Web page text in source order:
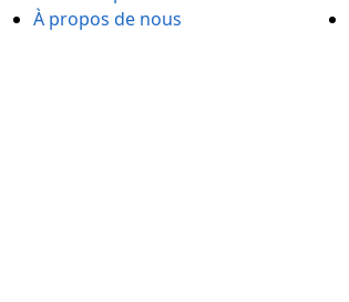
À propos de nous